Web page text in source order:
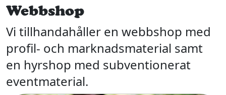
Webbshop
Vi tillhandahåller en webbshop med
profil- och marknadsmaterial samt
en hyrshop med subventionerat
eventmaterial.